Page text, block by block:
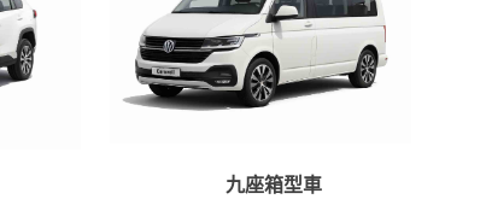
九座箱型車